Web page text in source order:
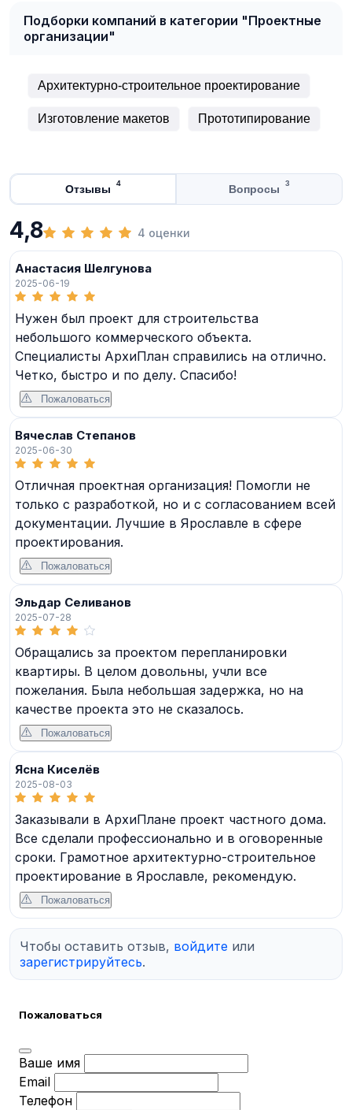
Подборки компаний в категории "Проектные
организации"
Архитектурно-строительное проектирование
Изготовление макетов Прототипирование
Отзывы 4 Вопросы 3
4,8 4 оценки
Анастасия Шелгунова
2025-06-19
Нужен был проект для строительства
небольшого коммерческого объекта.
Специалисты АрхиПлан справились на отлично.
Четко, быстро и по делу. Спасибо!
Пожаловаться
Вячеслав Степанов
2025-06-30
Отличная проектная организация! Помогли не
только с разработкой, но и с согласованием всей
документации. Лучшие в Ярославле в сфере
проектирования.
Пожаловаться
Эльдар Селиванов
2025-07-28
Обращались за проектом перепланировки
квартиры. В целом довольны, учли все
пожелания. Была небольшая задержка, но на
качестве проекта это не сказалось.
Пожаловаться
Ясна Киселёв
2025-08-03
Заказывали в АрхиПлане проект частного дома.
Все сделали профессионально и в оговоренные
сроки. Грамотное архитектурно-строительное
проектирование в Ярославле, рекомендую.
Пожаловаться
Чтобы оставить отзыв, войдите или
зарегистрируйтесь.
Пожаловаться
Ваше имя
Email
Телефон